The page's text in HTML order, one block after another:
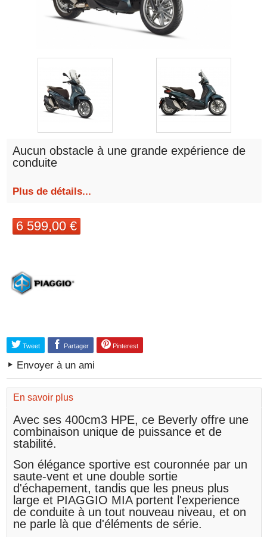
Aucun obstacle à une grande expérience de
conduite
Plus de détails...
6 599,00 €
Tweet Partager Pinterest
Envoyer à un ami
En savoir plus
Avec ses 400cm3 HPE, ce Beverly offre une
combinaison unique de puissance et de
stabilité.
Son élégance sportive est couronnée par un
saute-vent et une double sortie
d'échapement, tandis que les pneus plus
large et PIAGGIO MIA portent l'experience
de conduite à un tout nouveau niveau, et on
ne parle là que d'éléments de série.